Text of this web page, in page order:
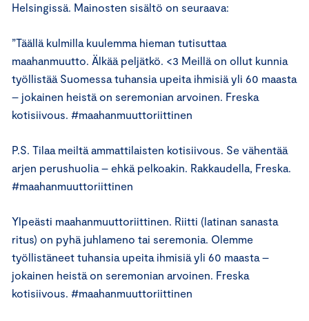
Helsingissä. Mainosten sisältö on seuraava:
”Täällä kulmilla kuulemma hieman tutisuttaa
maahanmuutto. Älkää peljätkö. <3 Meillä on ollut kunnia
työllistää Suomessa tuhansia upeita ihmisiä yli 60 maasta
– jokainen heistä on seremonian arvoinen. Freska
kotisiivous. #maahanmuuttoriittinen
P.S. Tilaa meiltä ammattilaisten kotisiivous. Se vähentää
arjen perushuolia – ehkä pelkoakin. Rakkaudella, Freska.
#maahanmuuttoriittinen
Ylpeästi maahanmuuttoriittinen. Riitti (latinan sanasta
ritus) on pyhä juhlameno tai seremonia. Olemme
työllistäneet tuhansia upeita ihmisiä yli 60 maasta –
jokainen heistä on seremonian arvoinen. Freska
kotisiivous. #maahanmuuttoriittinen